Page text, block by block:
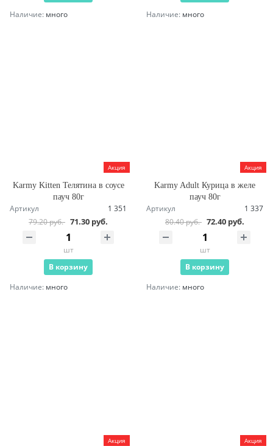
Наличие: много
Наличие: много
Акция
Karmy Kitten Телятина в соусе
пауч 80г
Артикул
1 351
79.20 руб. 71.30 руб.
шт
В корзину
Наличие: много
Акция
Karmy Adult Курица в желе
пауч 80г
Артикул
1 337
80.40 руб. 72.40 руб.
шт
В корзину
Наличие: много
Акция Акция